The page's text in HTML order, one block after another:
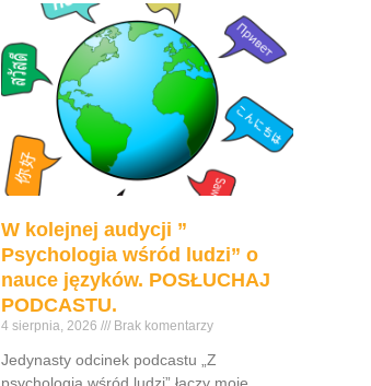
W kolejnej audycji ”
Psychologia wśród ludzi” o
nauce języków. POSŁUCHAJ
PODCASTU.
4 sierpnia, 2026 Brak komentarzy
Jedynasty odcinek podcastu „Z